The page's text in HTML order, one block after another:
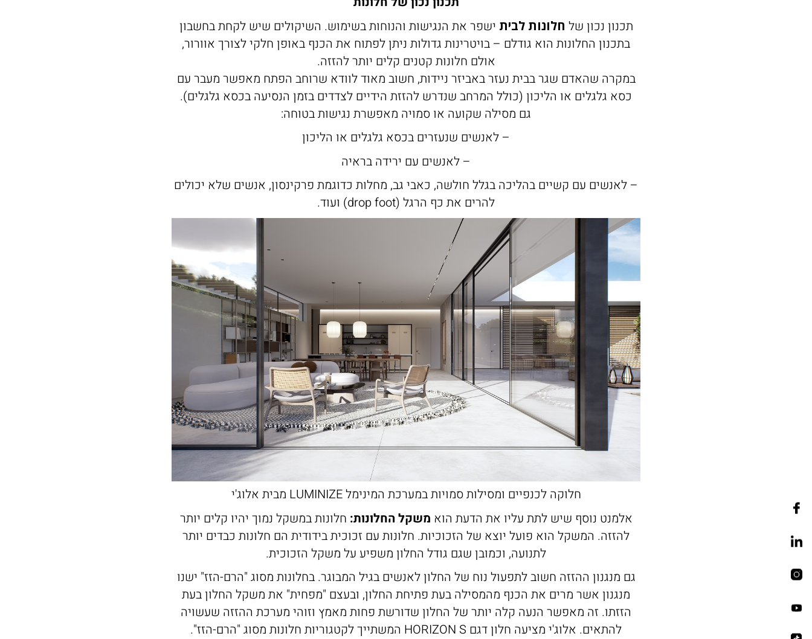
תכנון נכון של חלונות לבית ישפר את הנגישות והנוחות בשימוש. השיקולים שיש לקחת בחשבון
בתכנון החלונות הוא גודלם – בויטרינות גדולות ניתן לפתוח את הכנף באופן חלקי לצורך אוורור,
אולם חלונות קטנים קלים יותר להזזה.
במקרה שהאדם שגר בבית נעזר באביזר ניידות, חשוב מאוד לוודא שרוחב הפתח מאפשר מעבר עם
כסא גלגלים או הליכון (כולל המרחב שנדרש להזזת הידיים לצדדים בזמן הנסיעה בכסא גלגלים).
גם מסילה שקועה או סמויה מאפשרת נגישות בטוחה:
– לאנשים שנעזרים בכסא גלגלים או הליכון
– לאנשים עם ירידה בראיה
– לאנשים עם קשיים בהליכה בגלל חולשה, כאבי גב, מחלות כדוגמת פרקינסון, אנשים שלא יכולים
להרים את כף הרגל (drop foot) ועוד.
חלוקה לכנפיים ומסילות סמויות במערכת המינימל LUMINIZE מבית אלוג'י
אלמנט נוסף שיש לתת עליו את הדעת הוא משקל החלונות: חלונות במשקל נמוך יהיו קלים יותר
להזזה. המשקל הוא פועל יוצא של הזכוכיות. חלונות עם זכוכית בידודית הם חלונות כבדים יותר
לתנועה, וכמובן שגם גודל החלון משפיע על משקל הזכוכית.
גם מנגנון ההזזה חשוב לתפעול נוח של החלון לאנשים בגיל המבוגר. בחלונות מסוג "הרם-הזז" ישנו
מנגנון אשר מרים את הכנף מהמסילה בעת פתיחת החלון, ובעצם "מפחית" את משקל החלון בעת
הזזתו. זה מאפשר הנעה קלה יותר של החלון שדורשת פחות מאמץ וזוהי מערכת ההזזה שעשויה
להתאים. אלוג'י מציעה חלון דגם HORIZON S המשתייך לקטגוריות חלונות מסוג "הרם-הזז".